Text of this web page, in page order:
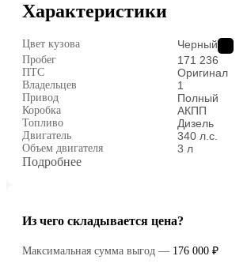
Характеристики
Цвет кузова Черный
Пробег 171 236
ПТС Оригинал
Владельцев 1
Привод Полный
Коробка АКПП
Топливо Дизель
Двигатель 340 л.с.
Объем двигателя 3 л
Подробнее
Из чего складывается цена?
Максимальная сумма выгод — 176 000 ₽